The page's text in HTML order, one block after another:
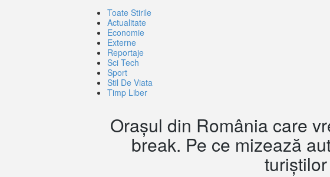
Toate Stirile
Actualitate
Economie
Externe
Reportaje
Sci Tech
Sport
Stil De Viata
Timp Liber
Orașul din România care
break. Pe ce mizează